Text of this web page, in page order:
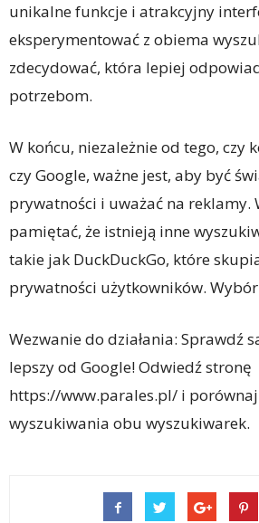
unikalne funkcje i atrakcyjny
eksperymentować z obiema
zdecydować, która lepiej
potrzebom.
W końcu, niezależnie od tego, czy
czy Google, ważne jest, aby być
prywatności i uważać na reklamy.
pamiętać, że istnieją inne
takie jak DuckDuckGo, które
prywatności użytkowników.
Wezwanie do działania: Sprawdź
lepszy od Google! Odwiedź stronę
https://www.parales.pl/ i
wyszukiwania obu wyszukiwarek.